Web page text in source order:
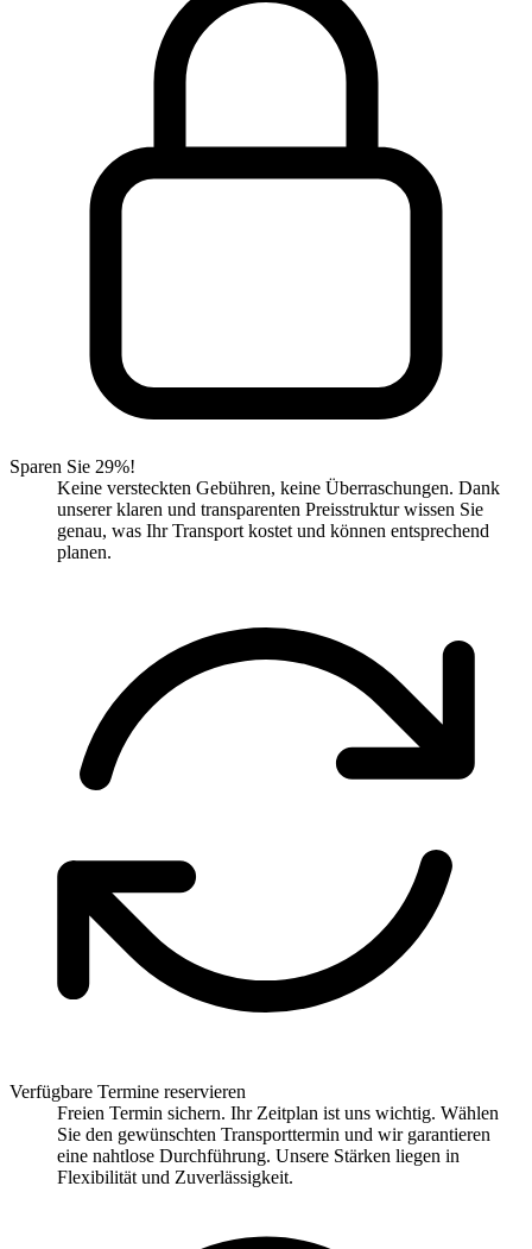
Sparen Sie 29%!
Keine versteckten Gebühren, keine Überraschungen. Dank
unserer klaren und transparenten Preisstruktur wissen Sie
genau, was Ihr Transport kostet und können entsprechend
planen.
Verfügbare Termine reservieren
Freien Termin sichern. Ihr Zeitplan ist uns wichtig. Wählen
Sie den gewünschten Transporttermin und wir garantieren
eine nahtlose Durchführung. Unsere Stärken liegen in
Flexibilität und Zuverlässigkeit.